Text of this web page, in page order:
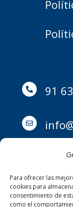
Para ofrecer las
cookies para
consentimiento de
como el
 91


Avd.